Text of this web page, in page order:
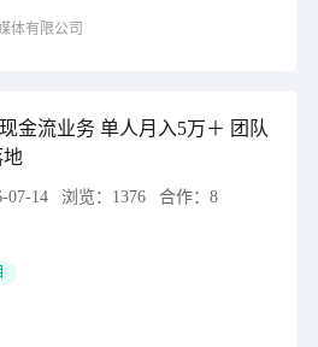
体有限公司
金流业务 单人月入5万＋ 团队
地
07-14 浏览： 1376 合作： 8